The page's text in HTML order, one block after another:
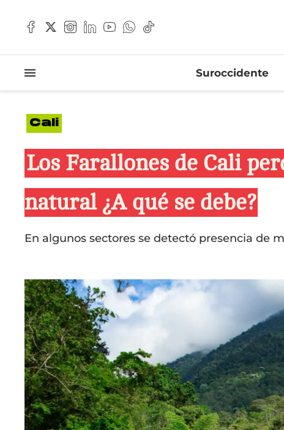
Suroccidente
Cali
Los Farallones de Cali
natural ¿A qué se debe?
En algunos sectores se detectó presencia de